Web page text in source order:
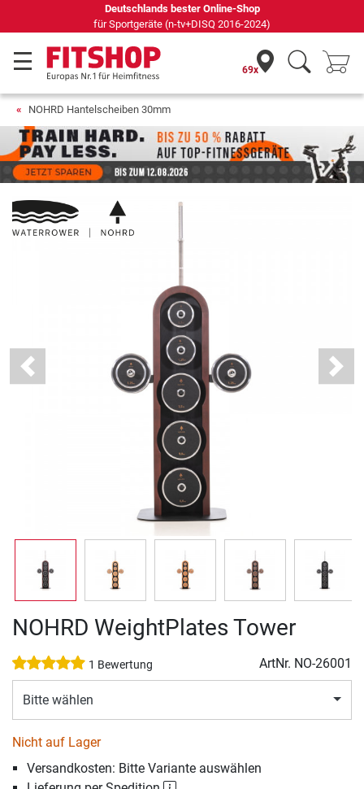
Seit 42 Jahren Ihr Experte für Heimfitness
69x
NOHRD Hantelscheiben 30mm
Previous Next
NOHRD WeightPlates Tower
1 Bewertung ArtNr. NO-26001
Bitte wählen
Nicht auf Lager
Versandkosten: Bitte Variante auswählen